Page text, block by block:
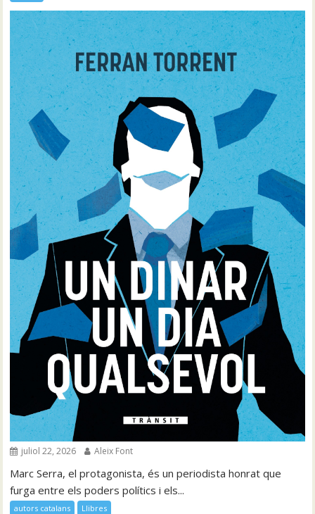
juliol 22, 2026 Aleix Font
Marc Serra, el protagonista, és un periodista honrat que
furga entre els poders polítics i els...
autors catalans Llibres